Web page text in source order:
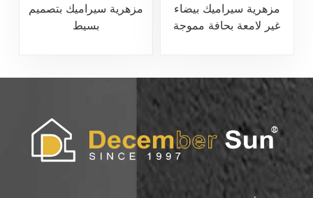
مزهرية سيراميك بتصميم
بسيط
مزهرية سيراميك بيضاء
غير لامعة بحافة مموجة